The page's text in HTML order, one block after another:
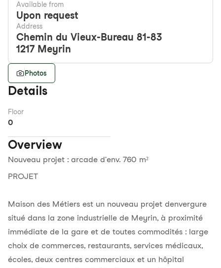
Available from
Upon request
Address
Chemin du Vieux-Bureau 81-83
1217 Meyrin
Photos
Details
Floor
0
Overview
Nouveau projet : arcade d'env. 760 m²
PROJET
Maison des Métiers est un nouveau projet denvergure
situé dans la zone industrielle de Meyrin, à proximité
immédiate de la gare et de toutes commodités : large
choix de commerces, restaurants, services médicaux,
écoles, deux centres commerciaux et un hôpital